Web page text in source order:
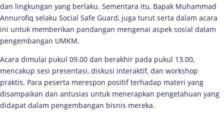
dan lingkungan yang berlaku. Sementara itu, Bapak Muhammad
Annurofiq selaku Social Safe Guard, juga turut serta dalam acara
ini untuk memberikan pandangan mengenai aspek sosial dalam
pengembangan UMKM.
Acara dimulai pukul 09.00 dan berakhir pada pukul 13.00,
mencakup sesi presentasi, diskusi interaktif, dan workshop
praktis. Para peserta merespon positif terhadap materi yang
disampaikan dan antusias untuk menerapkan pengetahuan yang
didapat dalam pengembangan bisnis mereka.